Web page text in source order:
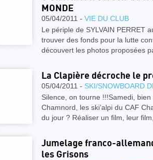
MONDE
05/04/2011 - VIE DU CLUB
Le périple de SYLVAIN PERRET
trouver des fonds pour la lutte
découvert les photos proposées
La Clapière décroche le
05/04/2011 - SKI/SNOWBOARD
Silence, on tourne !!!Samedi, bien
Chamnord, les ski’alpi du CAF
du jour ? Réaliser un film, leur
Jumelage franco-
les Grisons